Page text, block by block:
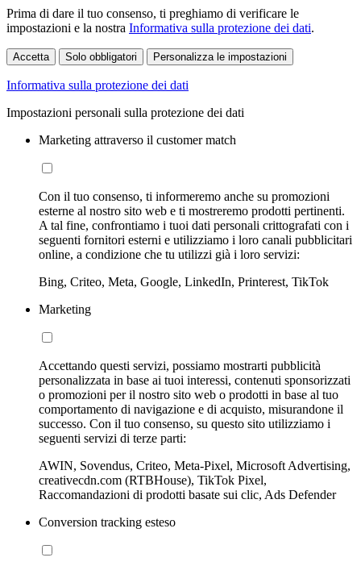
Prima di dare il tuo consenso, ti preghiamo di verificare le
impostazioni e la nostra Informativa sulla protezione dei dati.
Accetta Solo obbligatori Personalizza le impostazioni
Informativa sulla protezione dei dati
Impostazioni personali sulla protezione dei dati
Marketing attraverso il customer match
Con il tuo consenso, ti informeremo anche su promozioni
esterne al nostro sito web e ti mostreremo prodotti pertinenti.
A tal fine, confrontiamo i tuoi dati personali crittografati con i
seguenti fornitori esterni e utilizziamo i loro canali pubblicitari
online, a condizione che tu utilizzi già i loro servizi:
Bing, Criteo, Meta, Google, LinkedIn, Printerest, TikTok
Marketing
Accettando questi servizi, possiamo mostrarti pubblicità
personalizzata in base ai tuoi interessi, contenuti sponsorizzati
o promozioni per il nostro sito web o prodotti in base al tuo
comportamento di navigazione e di acquisto, misurandone il
successo. Con il tuo consenso, su questo sito utilizziamo i
seguenti servizi di terze parti:
AWIN, Sovendus, Criteo, Meta-Pixel, Microsoft Advertising,
creativecdn.com (RTBHouse), TikTok Pixel,
Raccomandazioni di prodotti basate sui clic, Ads Defender
Conversion tracking esteso